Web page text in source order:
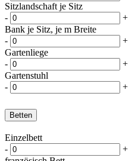
Sitzlandschaft je Sitz
-
+
Bank je Sitz, je m Breite
-
+
Gartenliege
-
+
Gartenstuhl
-
+
Betten
Einzelbett
-
+